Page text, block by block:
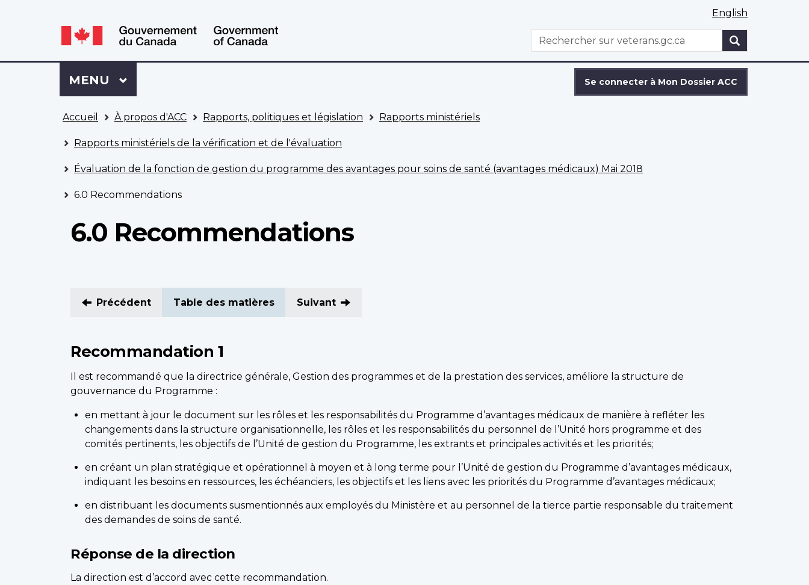
Language
switcher
Language
switcher
English
WxT
Search
Rechercher
Se
connecter
à
Dossier
ACC
Se connecter à Mon Dossier ACC
Menu
MENU PRINCIPAL
Accueil À propos d'ACC Rapports, politiques et législation Rapports ministériels
Rapports ministériels de la vérification et de l'évaluation
Évaluation de la fonction de gestion du programme des avantages pour soins de santé (avantages médicaux) Mai 2018
6.0 Recommendations
6.0 Recommendations
Précédent Table des matières Suivant
Recommandation 1
Il est recommandé que la directrice générale, Gestion des programmes et de la prestation des services, améliore la structure de
gouvernance du Programme :
en mettant à jour le document sur les rôles et les responsabilités du Programme d’avantages médicaux de manière à refléter les
changements dans la structure organisationnelle, les rôles et les responsabilités du personnel de l’Unité hors programme et des
comités pertinents, les objectifs de l’Unité de gestion du Programme, les extrants et principales activités et les priorités;
en créant un plan stratégique et opérationnel à moyen et à long terme pour l’Unité de gestion du Programme d’avantages médicaux,
indiquant les besoins en ressources, les échéanciers, les objectifs et les liens avec les priorités du Programme d’avantages médicaux;
en distribuant les documents susmentionnés aux employés du Ministère et au personnel de la tierce partie responsable du traitement
des demandes de soins de santé.
Réponse de la direction
La direction est d’accord avec cette recommandation.